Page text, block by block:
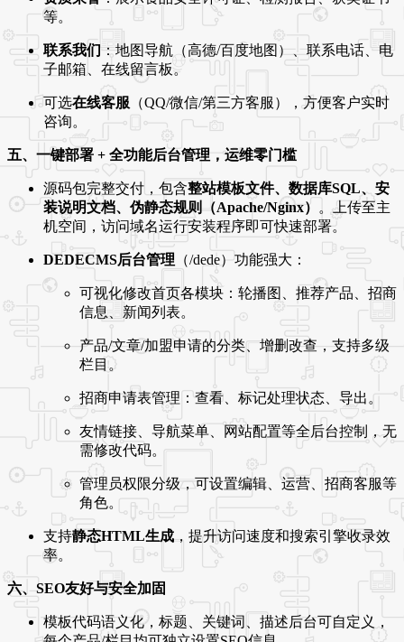
等。
联系我们：地图导航（高德/百度地图）、联系电话、电
子邮箱、在线留言板。
可选在线客服 （QQ/微信/第三方客服），方便客户实时
咨询。
五、一键部署 + 全功能后台管理，运维零门槛
源码包完整交付，包含整站模板文件、数据库SQL、安
装说明文档、伪静态规则（Apache/Nginx） 。上传至主
机空间，访问域名运行安装程序即可快速部署。
DEDECMS后台管理 （/dede）功能强大：
可视化修改首页各模块：轮播图、推荐产品、招商
信息、新闻列表。
产品/文章/加盟申请的分类、增删改查，支持多级
栏目。
招商申请表管理：查看、标记处理状态、导出。
友情链接、导航菜单、网站配置等全后台控制，无
需修改代码。
管理员权限分级，可设置编辑、运营、招商客服等
角色。
支持静态HTML生成，提升访问速度和搜索引擎收录效
率。
六、SEO友好与安全加固
模板代码语义化，标题、关键词、描述后台可自定义，